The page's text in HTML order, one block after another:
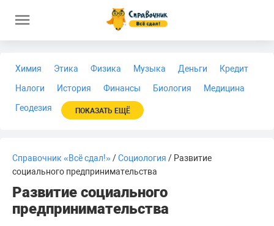
Химия Этика Физика Музыка Деньги
Кредит
Налоги
История Финансы Биология
Медицина
Геодезия
ПОКАЗАТЬ ЕЩЁ
Справочник «Всё сдал!»/Социология / Развитие
социального предпринимательства
Развитие социального
предпринимательства